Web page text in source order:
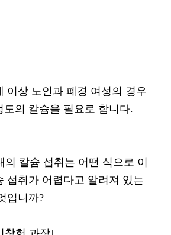
이상 노인과 폐경 여성의 경우
도의 칼슘을 필요로 합니다.
의 칼슘 섭취는 어떤 식으로 이
섭취가 어렵다고 알려져 있는
입니까?